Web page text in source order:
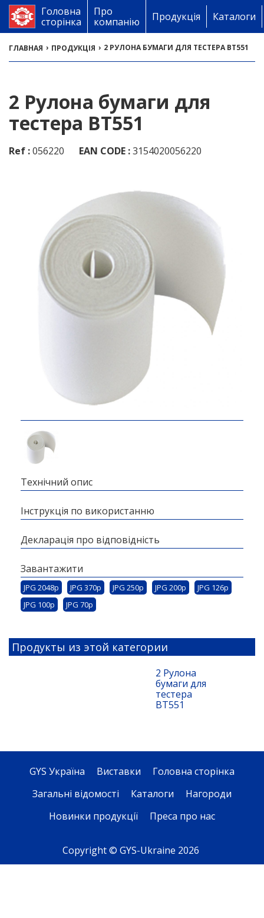
Головна
сторінка
Про
компанію
Продукція Каталоги
ГЛАВНАЯ › ПРОДУКЦІЯ › 2 РУЛОНА БУМАГИ ДЛЯ ТЕСТЕРА BT551
2 Рулона бумаги для
тестера BT551
Ref :056220 EAN CODE :3154020056220
Технічний опис
Інструкція по використанню
Декларація про відповідність
Завантажити
JPG 2048p JPG 370p JPG 250p JPG 200p
JPG 126p
JPG 100p
JPG 70p
Продукты из этой категории
2 Рулона
бумаги для
тестера
BT551
GYS Україна Виставки
Головна сторінка
Загальні відомості
Каталоги
Нагороди
Новинки продукції
Преса про нас
Copyright © GYS-Ukraine 2026